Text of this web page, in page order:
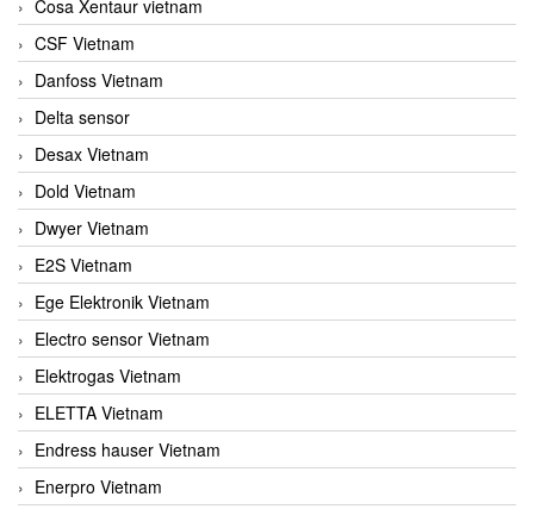
Cosa Xentaur vietnam
CSF Vietnam
Danfoss Vietnam
Delta sensor
Desax Vietnam
Dold Vietnam
Dwyer Vietnam
E2S Vietnam
Ege Elektronik Vietnam
Electro sensor Vietnam
Elektrogas Vietnam
ELETTA Vietnam
Endress hauser Vietnam
Enerpro Vietnam